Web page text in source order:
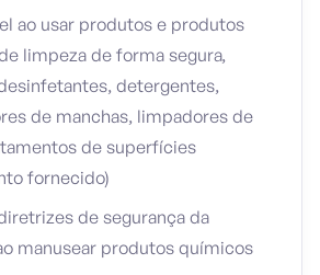
ao usar produtos e produtos
limpeza de forma segura,
detergentes,
de manchas, limpadores de
de superfícies
fornecido)
de segurança da
manusear produtos químicos